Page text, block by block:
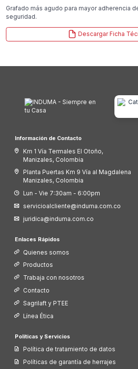
Grafado más agudo para mayor adherencia
seguridad.
Descargar Ficha
Información de Contacto
Km 1 Vía Termales El Otoño,
Manizales, Colombia
Planta Puertas Km 9 Vía al Magdalena
Manizales, Colombia
Lun - Vie 7:30am - 6:00pm
servicioalcliente@induma.com.co
juridica@induma.com.co
Enlaces Rápidos
Quienes somos
Productos
Trabaja con nosotros
Contacto
Sagrilaft y PTEE
Línea Ética
Políticas y Servicios
Política de tratamiento de datos
Políticas de garantía de herrajes